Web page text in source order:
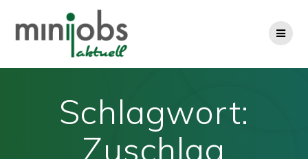
Schlagwort:
Zuschlag